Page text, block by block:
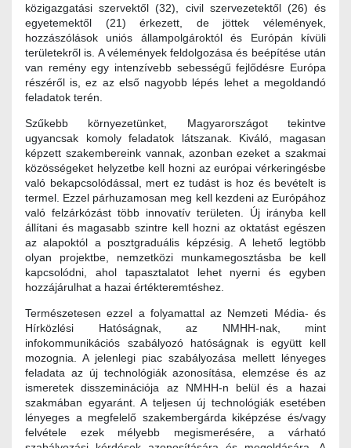
közigazgatási szervektől (32), civil szervezetektől (26) és
egyetemektől (21) érkezett, de jöttek vélemények,
hozzászólások uniós állampolgároktól és Európán kívüli
területekről is. A vélemények feldolgozása és beépítése után
van remény egy intenzívebb sebességű fejlődésre Európa
részéről is, ez az első nagyobb lépés lehet a megoldandó
feladatok terén.
Szűkebb környezetünket, Magyarországot tekintve
ugyancsak komoly feladatok látszanak. Kiváló, magasan
képzett szakembereink vannak, azonban ezeket a szakmai
közösségeket helyzetbe kell hozni az európai vérkeringésbe
való bekapcsolódással, mert ez tudást is hoz és bevételt is
termel. Ezzel párhuzamosan meg kell kezdeni az Európához
való felzárkózást több innovatív területen. Új irányba kell
állítani és magasabb szintre kell hozni az oktatást egészen
az alapoktól a posztgraduális képzésig. A lehető legtöbb
olyan projektbe, nemzetközi munkamegosztásba be kell
kapcsolódni, ahol tapasztalatot lehet nyerni és egyben
hozzájárulhat a hazai értékteremtéshez.
Természetesen ezzel a folyamattal az Nemzeti Média- és
Hírközlési Hatóságnak, az NMHH-nak, mint
infokommunikációs szabályozó hatóságnak is együtt kell
mozognia. A jelenlegi piac szabályozása mellett lényeges
feladata az új technológiák azonosítása, elemzése és az
ismeretek disszeminációja az NMHH-n belül és a hazai
szakmában egyaránt. A teljesen új technológiák esetében
lényeges a megfelelő szakembergárda kiképzése és/vagy
felvétele ezek mélyebb megismerésére, a várható